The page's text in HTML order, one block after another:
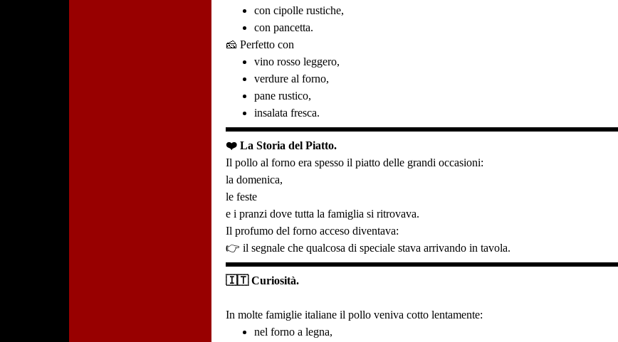
con cipolle rustiche,
con pancetta.
🧀 Perfetto con
vino rosso leggero,
verdure al forno,
pane rustico,
insalata fresca.
❤️ La Storia del Piatto.
Il pollo al forno era spesso il piatto delle grandi occasioni:
la domenica,
le feste
e i pranzi dove tutta la famiglia si ritrovava.
Il profumo del forno acceso diventava:
👉 il segnale che qualcosa di speciale stava arrivando in tavola.
🇮🇹 Curiosità.
In molte famiglie italiane il pollo veniva cotto lentamente:
nel forno a legna,